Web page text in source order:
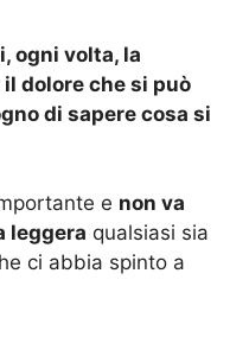
ogni volta, la
dolore che si può
di sapere cosa si
e non va
leggera qualsiasi sia
ci abbia spinto a